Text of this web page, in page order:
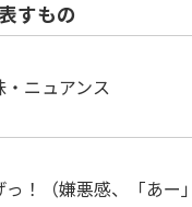
すもの
・ニュアンス
っ！（嫌悪感、「あー